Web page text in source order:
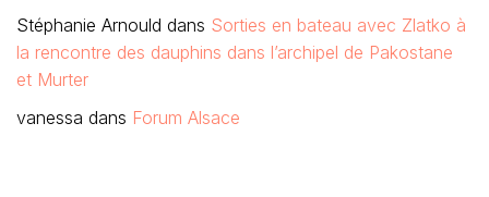
Stéphanie Arnould dans Sorties en bateau avec Zlatko à
la rencontre des dauphins dans l’archipel de Pakostane
et Murter
vanessa dans Forum Alsace